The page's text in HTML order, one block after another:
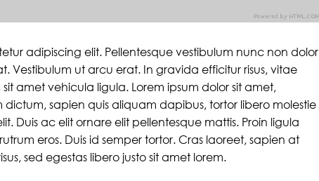
adipiscing elit. Pellentesque vestibulum nunc non dolor
Vestibulum ut arcu erat. In gravida efficitur risus, vitae
amet vehicula ligula. Lorem ipsum dolor sit amet,
sapien quis aliquam dapibus, tortor libero molestie
Duis ac elit ornare elit pellentesque mattis. Proin ligula
eros. Duis id semper tortor. Cras laoreet, sapien at
sed egestas libero justo sit amet lorem.